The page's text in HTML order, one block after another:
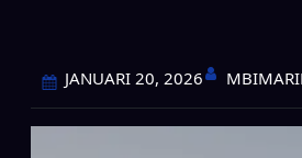
JANUARI 20, 2026